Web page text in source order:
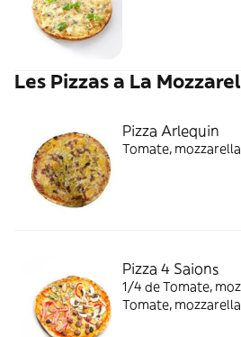
Les Pizzas a La
Pizza Arlequin
Tomate,
Pizza 4 Saions
1/4 de Tomate,
Tomate,